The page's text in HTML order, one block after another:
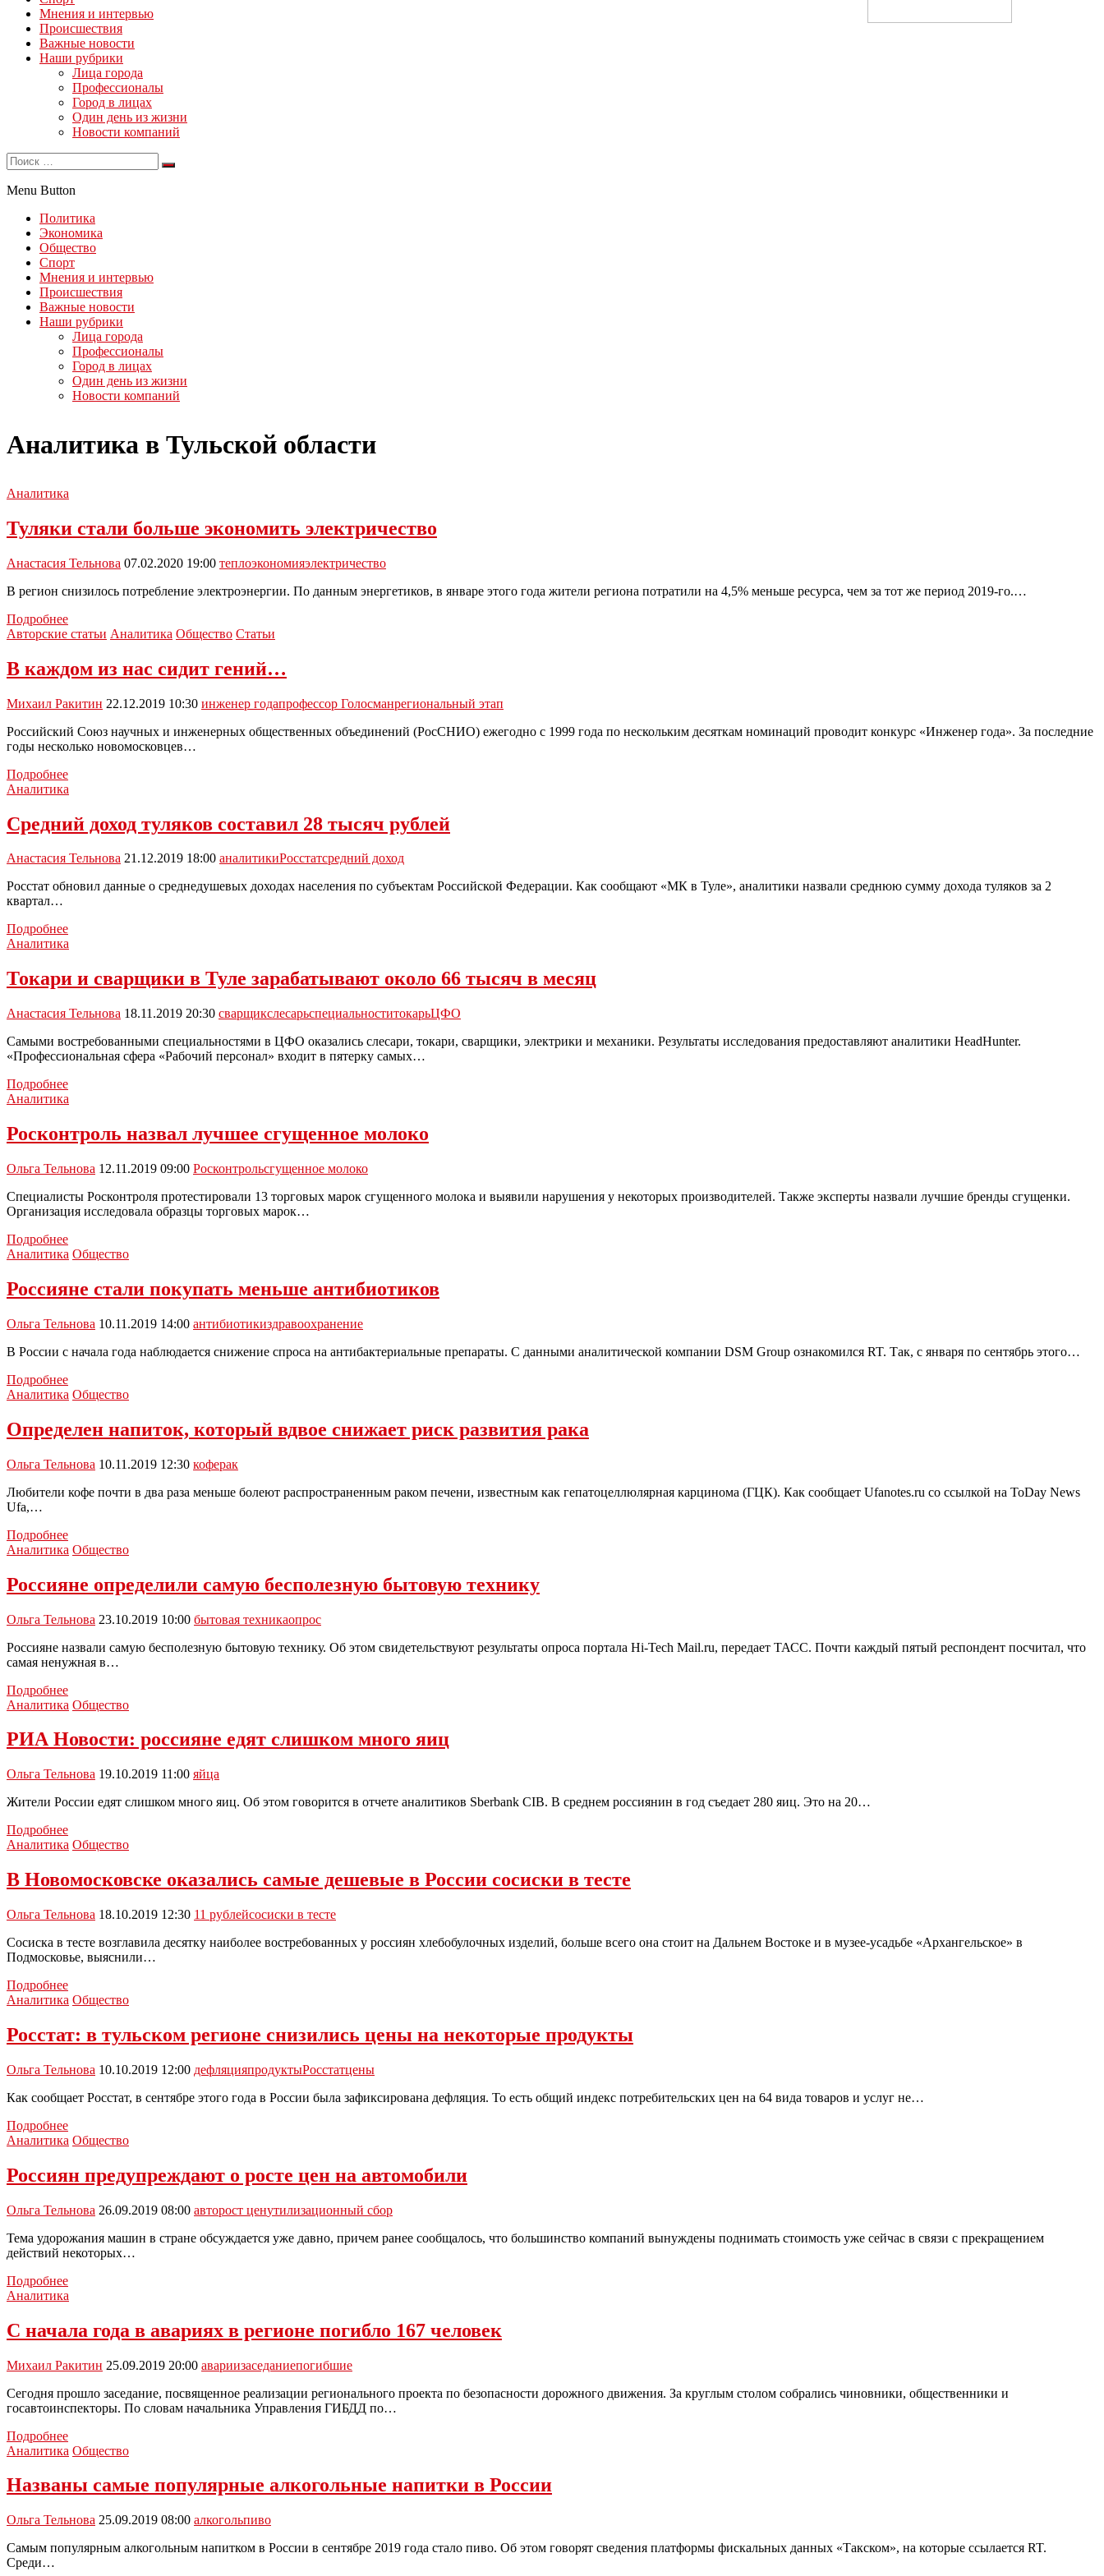
Мнения и интервью
Происшествия
Важные новости
Наши рубрики
Лица города
Профессионалы
Город в лицах
Один день из жизни
Новости компаний
Menu Button
Политика
Экономика
Общество
Спорт
Мнения и интервью
Происшествия
Важные новости
Наши рубрики
Лица города
Профессионалы
Город в лицах
Один день из жизни
Новости компаний
Аналитика в Тульской области
Аналитика
Туляки стали больше экономить электричество
Анастасия Тельнова 07.02.2020 19:00 теплоэкономияэлектричество
В регион снизилось потребление электроэнергии. По данным энергетиков, в январе этого года жители региона потратили на 4,5% меньше ресурса, чем за тот же период 2019-го.…
ПодробнееТуляки
стали
электричество
Авторские статьи Аналитика Общество Статьи
В каждом из нас сидит гений…
Михаил Ракитин 22.12.2019 10:30 инженер годапрофессор Голосманрегиональный этап
Российский Союз научных и инженерных общественных объединений (РосСНИО) ежегодно с 1999 года по нескольким десяткам номинаций проводит конкурс «Инженер года». За последние
годы несколько новомосковцев…
ПодробнееВ
каждом
нас
сидит
Аналитика
Средний доход туляков составил 28 тысяч рублей
Анастасия Тельнова 21.12.2019 18:00 аналитикиРосстатсредний доход
Росстат обновил данные о среднедушевых доходах населения по субъектам Российской Федерации. Как сообщают «МК в Туле», аналитики назвали среднюю сумму дохода туляков за 2
квартал…
ПодробнееСредний
доход
составил
28
рублей
Аналитика
Токари и сварщики в Туле зарабатывают около 66 тысяч в месяц
Анастасия Тельнова 18.11.2019 20:30 сварщикслесарьспециальноститокарьЦФО
Самыми востребованными специальностями в ЦФО оказались слесари, токари, сварщики, электрики и механики. Результаты исследования предоставляют аналитики HeadHunter.
«Профессиональная сфера «Рабочий персонал» входит в пятерку самых…
ПодробнееТокари
и
Туле
около
тысяч
в
Аналитика
Росконтроль назвал лучшее сгущенное молоко
Ольга Тельнова 12.11.2019 09:00 Росконтрольсгущенное молоко
Специалисты Росконтроля протестировали 13 торговых марок сгущенного молока и выявили нарушения у некоторых производителей. Также эксперты назвали лучшие бренды сгущенки.
Организация исследовала образцы торговых марок…
ПодробнееРосконтроль
назвал
молоко
Аналитика Общество
Россияне стали покупать меньше антибиотиков
Ольга Тельнова 10.11.2019 14:00 антибиотикиздравоохранение
В России с начала года наблюдается снижение спроса на антибактериальные препараты. С данными аналитической компании DSM Group ознакомился RT. Так, с января по сентябрь этого…
ПодробнееРоссияне
стали
антибиотиков
Аналитика Общество
Определен напиток, который вдвое снижает риск развития рака
Ольга Тельнова 10.11.2019 12:30 коферак
Любители кофе почти в два раза меньше болеют распространенным раком печени, известным как гепатоцеллюлярная карцинома (ГЦК). Как сообщает Ufanotes.ru со ссылкой на ToDay News
Ufa,…
ПодробнееОпределен
напиток,
снижает
развития
Аналитика Общество
Россияне определили самую бесполезную бытовую технику
Ольга Тельнова 23.10.2019 10:00 бытовая техникаопрос
Россияне назвали самую бесполезную бытовую технику. Об этом свидетельствуют результаты опроса портала Hi-Tech Mail.ru, передает ТАСС. Почти каждый пятый респондент посчитал, что
самая ненужная в…
ПодробнееРоссияне
определили
бесполезную
бытовую
Аналитика Общество
РИА Новости: россияне едят слишком много яиц
Ольга Тельнова 19.10.2019 11:00 яйца
Жители России едят слишком много яиц. Об этом говорится в отчете аналитиков Sberbank СIB. В среднем россиянин в год съедает 280 яиц. Это на 20…
ПодробнееРИА
Новости:
слишком
яиц
Аналитика Общество
В Новомосковске оказались самые дешевые в России сосиски в тесте
Ольга Тельнова 18.10.2019 12:30 11 рублейсосиски в тесте
Сосиска в тесте возглавила десятку наиболее востребованных у россиян хлебобулочных изделий, больше всего она стоит на Дальнем Востоке и в музее-усадьбе «Архангельское» в
Подмосковье, выяснили…
ПодробнееВ
Новомосковске
дешевые
России
в
Аналитика Общество
Росстат: в тульском регионе снизились цены на некоторые продукты
Ольга Тельнова 10.10.2019 12:00 дефляцияпродуктыРосстатцены
Как сообщает Росстат, в сентябре этого года в России была зафиксирована дефляция. То есть общий индекс потребительских цен на 64 вида товаров и услуг не…
ПодробнееРосстат:
в
снизились
на
продукты
Аналитика Общество
Россиян предупреждают о росте цен на автомобили
Ольга Тельнова 26.09.2019 08:00 авторост ценутилизационный сбор
Тема удорожания машин в стране обсуждается уже давно, причем ранее сообщалось, что большинство компаний вынуждены поднимать стоимость уже сейчас в связи с прекращением
действий некоторых…
ПодробнееРоссиян
предупреждают
цен
автомобили
Аналитика
С начала года в авариях в регионе погибло 167 человек
Михаил Ракитин 25.09.2019 20:00 авариизаседаниепогибшие
Сегодня прошло заседание, посвященное реализации регионального проекта по безопасности дорожного движения. За круглым столом собрались чиновники, общественники и
госавтоинспекторы. По словам начальника Управления ГИБДД по…
ПодробнееС
начала
в
авариях
регионе
167
Аналитика Общество
Названы самые популярные алкогольные напитки в России
Ольга Тельнова 25.09.2019 08:00 алкогольпиво
Самым популярным алкогольным напитком в России в сентябре 2019 года стало пиво. Об этом говорят сведения платформы фискальных данных «Такском», на которые ссылается RT.
Среди…